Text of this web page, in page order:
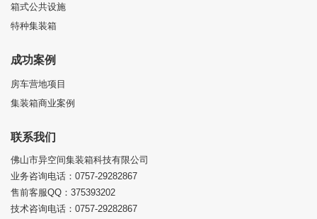
箱式公共设施
特种集装箱
成功案例
房车营地项目
集装箱商业案例
联系我们
佛山市异空间集装箱科技有限公司
业务咨询电话：0757-29282867
售前客服QQ：375393202
技术咨询电话：0757-29282867